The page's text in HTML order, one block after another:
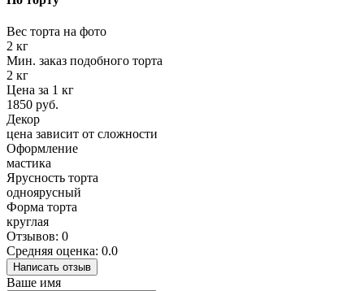
Вес торта на фото
2 кг
Мин. заказ подобного торта
2 кг
Цена за 1 кг
1850 руб.
Декор
цена зависит от сложности
Оформление
мастика
Ярусность торта
одноярусный
Форма торта
круглая
Отзывов: 0
Средняя оценка: 0.0
Написать отзыв
Ваше имя